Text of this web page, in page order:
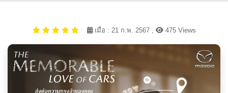
เมื่อ : 21 ก.พ. 2567 , 475 Views